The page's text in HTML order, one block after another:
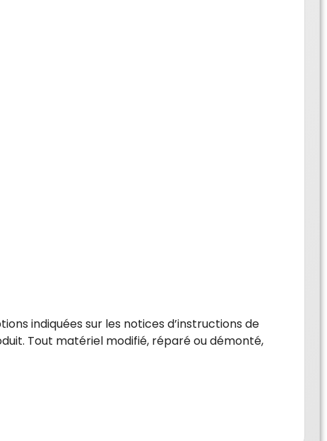
indiquées sur les notices d’instructions de
Tout matériel modifié, réparé ou démonté,